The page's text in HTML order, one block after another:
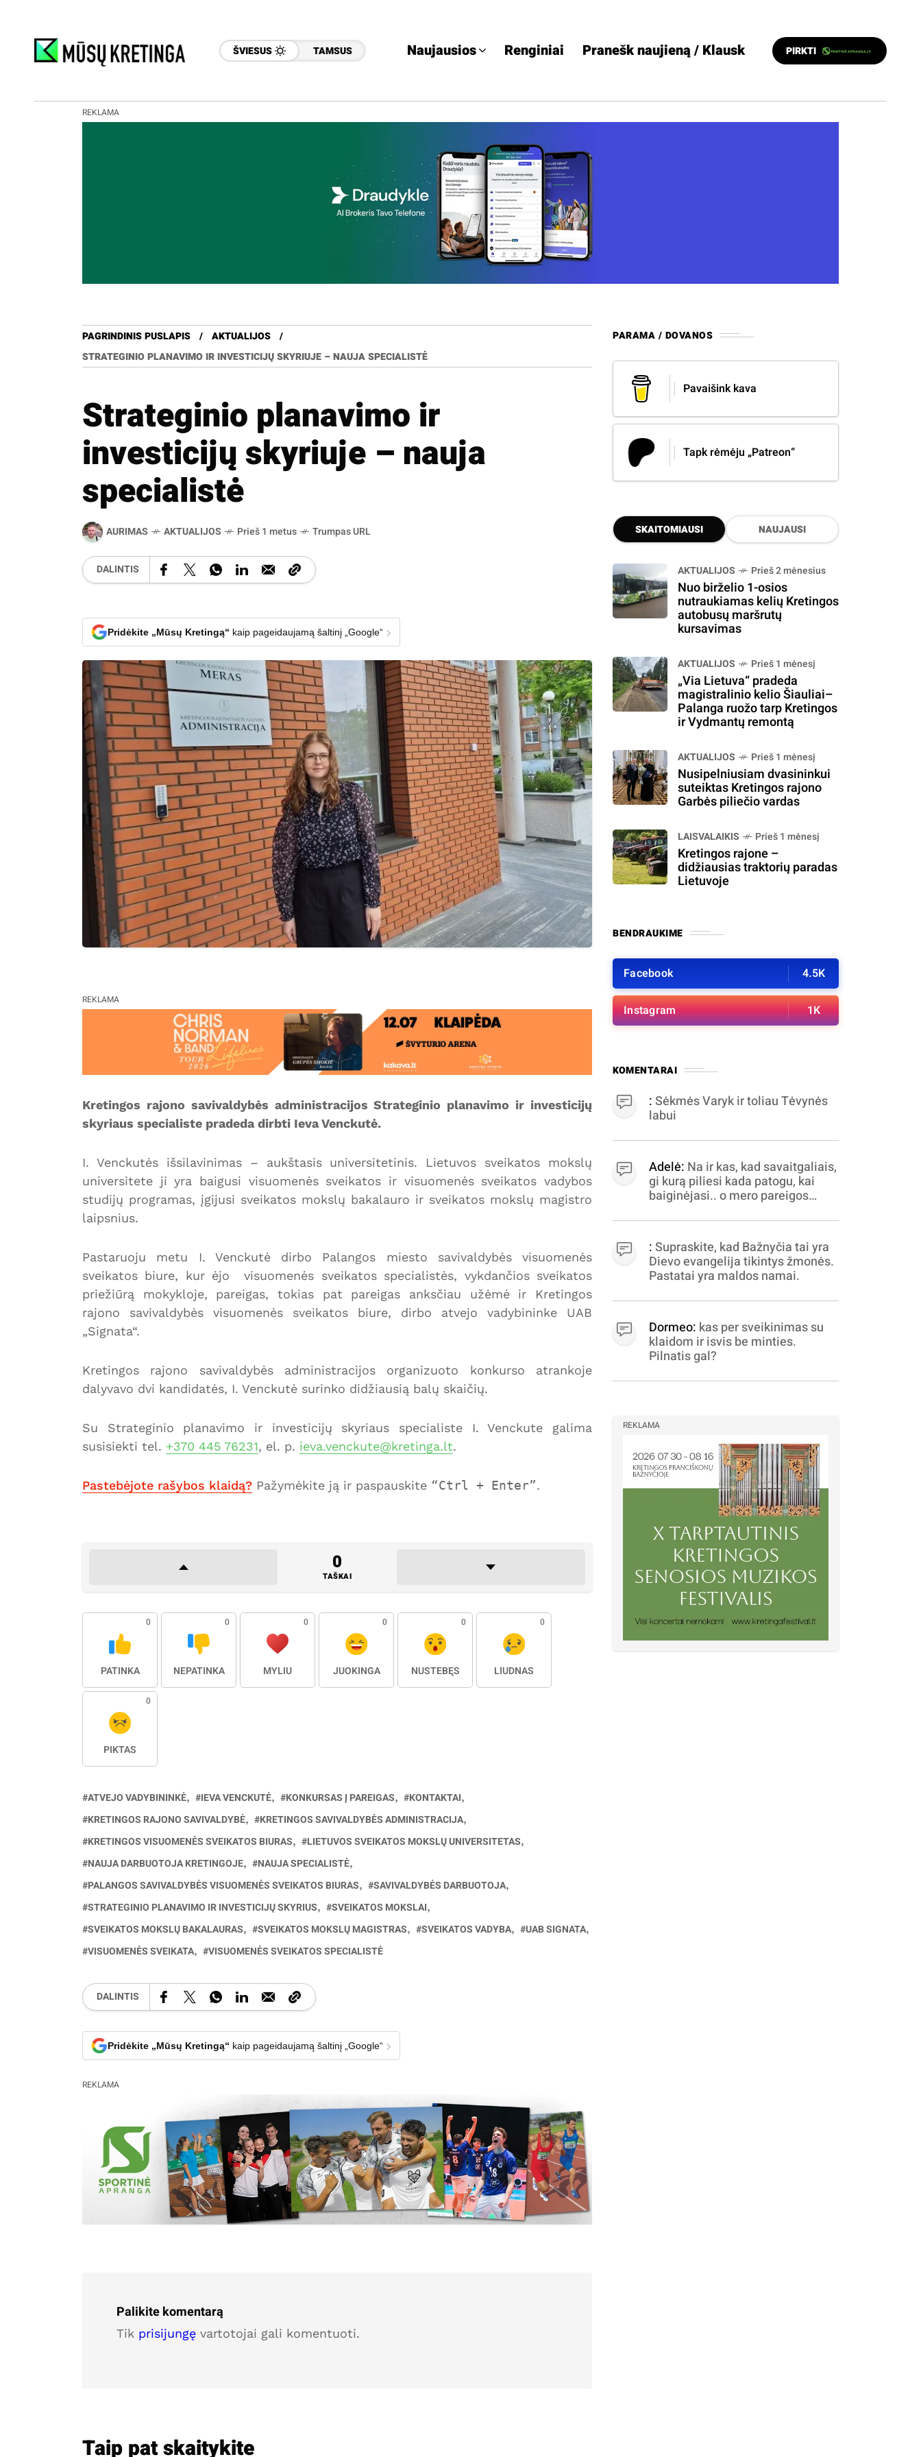
ŠVIESUS TAMSUS Naujausios Renginiai Pranešk naujieną / Klausk PIRKTI
REKLAMA
PAGRINDINIS PUSLAPIS
AKTUALIJOS
STRATEGINIO PLANAVIMO IR INVESTICIJŲ SKYRIUJE – NAUJA SPECIALISTĖ
Strateginio planavimo ir
investicijų skyriuje – nauja
specialistė
AURIMAS AKTUALIJOS Prieš 1 metus Trumpas URL
DALINTIS
Pridėkite „Mūsų Kretingą“ kaip pageidaujamą šaltinį „Google“ ›
REKLAMA
Kretingos rajono savivaldybės administracijos Strateginio planavimo ir investicijų
skyriaus specialiste pradeda dirbti Ieva Venckutė.
I. Venckutės išsilavinimas – aukštasis universitetinis. Lietuvos sveikatos mokslų
universitete ji yra baigusi visuomenės sveikatos ir visuomenės sveikatos vadybos
studijų programas, įgijusi sveikatos mokslų bakalauro ir sveikatos mokslų magistro
laipsnius.
Pastaruoju metu I. Venckutė dirbo Palangos miesto savivaldybės visuomenės
sveikatos biure, kur ėjo visuomenės sveikatos specialistės, vykdančios sveikatos
priežiūrą mokykloje, pareigas, tokias pat pareigas anksčiau užėmė ir Kretingos
rajono savivaldybės visuomenės sveikatos biure, dirbo atvejo vadybininke UAB
„Signata“.
Kretingos rajono savivaldybės administracijos organizuoto konkurso atrankoje
dalyvavo dvi kandidatės, I. Venckutė surinko didžiausią balų skaičių.
Su Strateginio planavimo ir investicijų skyriaus specialiste I. Venckute galima
susisiekti tel. +370 445 76231, el. p. ieva.venckute@kretinga.lt.
Pastebėjote rašybos klaidą? Pažymėkite ją ir paspauskite Ctrl + Enter .
0
TAŠKAI
0
PATINKA
0
NEPATINKA
0
MYLIU
0
JUOKINGA
0
NUSTEBĘS
0
LIŪDNAS
0
PIKTAS
ATVEJO VADYBININKĖ IEVA VENCKUTĖ KONKURSAS Į PAREIGAS
KONTAKTAI
KRETINGOS RAJONO SAVIVALDYBĖ
KRETINGOS SAVIVALDYBĖS ADMINISTRACIJA
KRETINGOS VISUOMENĖS SVEIKATOS BIURAS
LIETUVOS SVEIKATOS MOKSLŲ UNIVERSITETAS
NAUJA DARBUOTOJA KRETINGOJE
NAUJA SPECIALISTĖ
PALANGOS SAVIVALDYBĖS VISUOMENĖS SVEIKATOS BIURAS
SAVIVALDYBĖS DARBUOTOJA
STRATEGINIO PLANAVIMO IR INVESTICIJŲ SKYRIUS
SVEIKATOS MOKSLAI
SVEIKATOS MOKSLŲ BAKALAURAS
SVEIKATOS MOKSLŲ MAGISTRAS SVEIKATOS VADYBA
UAB SIGNATA
VISUOMENĖS SVEIKATA
VISUOMENĖS SVEIKATOS SPECIALISTĖ
DALINTIS
Pridėkite „Mūsų Kretingą“ kaip pageidaujamą šaltinį „Google“ ›
REKLAMA
Palikite komentarą
Tik prisijungę vartotojai gali komentuoti.
Taip pat skaitykite
PARAMA / DOVANOS
Pavaišink kava
Tapk rėmėju „Patreon“
SKAITOMIAUSI NAUJAUSI
AKTUALIJOS Prieš 2 mėnesius
Nuo birželio 1-osios
nutraukiamas kelių Kretingos
autobusų maršrutų
kursavimas
AKTUALIJOS Prieš 1 mėnesį
„Via Lietuva“ pradeda
magistralinio kelio Šiauliai–
Palanga ruožo tarp Kretingos
ir Vydmantų remontą
AKTUALIJOS Prieš 1 mėnesį
Nusipelniusiam dvasininkui
suteiktas Kretingos rajono
Garbės piliečio vardas
LAISVALAIKIS Prieš 1 mėnesį
Kretingos rajone –
didžiausias traktorių paradas
Lietuvoje
BENDRAUKIME
Facebook 4.5K
Instagram 1K
KOMENTARAI
:Sėkmės Varyk ir toliau Tėvynės
labui
Adelė: Na ir kas, kad savaitgaliais,
gi kurą piliesi kada patogu, kai
baiginėjasi.. o mero pareigos
apibrėžiamos.. nežinau,
bereikalingas oro virpinimas,
ieškokit kur milijonus vagia
dujininkai, elektros aferistai,
stadionų statytojai Vilnuje
:Supraskite, kad Bažnyčia tai yra
Dievo evangelija tikintys žmonės.
Pastatai yra maldos namai.
Dormeo: kas per sveikinimas su
klaidom ir isvis be minties.
Pilnatis gal?
REKLAMA